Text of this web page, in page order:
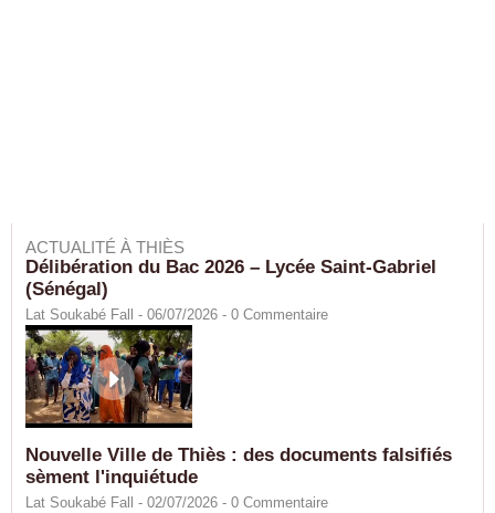
ACTUALITÉ À THIÈS
Délibération du Bac 2026 – Lycée Saint-Gabriel
(Sénégal)
Lat Soukabé Fall - 06/07/2026 - 0 Commentaire
Nouvelle Ville de Thiès : des documents falsifiés
sèment l'inquiétude
Lat Soukabé Fall - 02/07/2026 - 0 Commentaire